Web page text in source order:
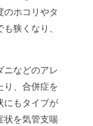
のホコリやタ
狭くなり、
ニなどのアレ
り、合併症を
にもタイプが
状を気管支喘